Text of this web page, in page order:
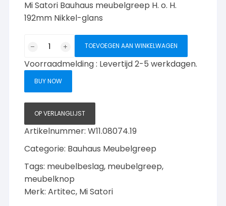
Mi Satori Bauhaus meubelgreep H. o. H.
192mm Nikkel-glans
serie
Bauhaus
Nikkel-
glans:
192mm
aantal
TOEVOEGEN AAN WINKELWAGEN
Voorraadmelding : Levertijd 2-5 werkdagen.
BUY NOW
OP VERLANGLIJST
Artikelnummer:W11.08074.19
Categorie: Bauhaus Meubelgreep
Tags: meubelbeslag, meubelgreep,
meubelknop
Merk:Artitec, Mi Satori